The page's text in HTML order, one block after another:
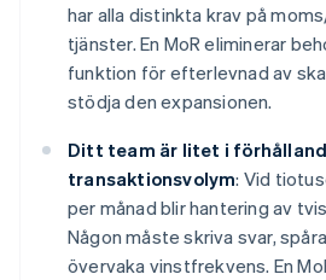
har alla distinkta krav på
tjänster. En MoR eliminerar
funktion för efterlevnad av
stödja den expansionen.
Ditt team är litet i
transaktionsvolym: Vid
per månad blir hantering av
Någon måste skriva svar,
övervaka vinstfrekvens. En